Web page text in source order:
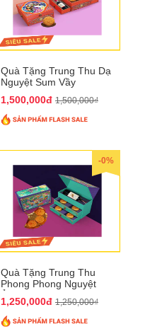
Quà Tặng Trung Thu Dạ
Nguyệt Sum Vầy
1,500,000đ 1,500,000₫
-0%
Quà Tặng Trung Thu
Phong Phong Nguyệt
1,250,000đ 1,250,000₫